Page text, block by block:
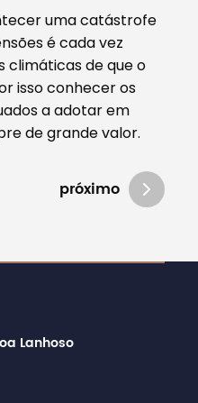
uma catástrofe
é cada vez
climáticas de que o
isso conhecer os
a adotar em
de grande valor.
próximo
Lanhoso